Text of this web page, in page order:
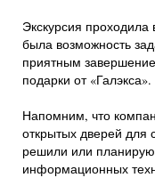
Экскурсия
была возможность
приятным
подарки от «Галэкса».
Напомним, что
открытых дверей для
решили или
информационных